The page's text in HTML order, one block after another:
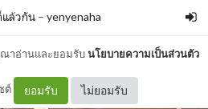
ณาอ่านและยอมรับนโยบายความเป็นส่วนตัว
ต์ ยอมรับ ไม่ยอมรับ
ล้วกัน– yenyenaha